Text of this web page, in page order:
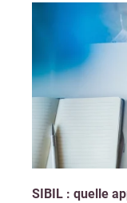
SIBIL : quelle